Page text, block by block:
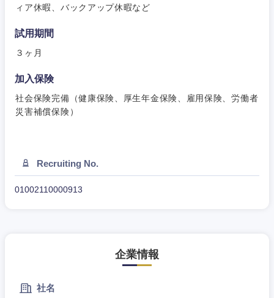
ィア休暇、バックアップ休暇など
試用期間
３ヶ月
加入保険
社会保険完備（健康保険、厚生年金保険、雇用保険、労働者
災害補償保険）
Recruiting No.
01002110000913
企業情報
社名